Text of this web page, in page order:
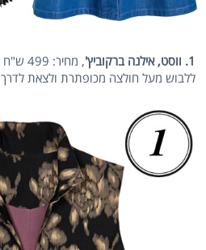
1. ווסט, אילנה ברקוביץ'
, מחיר: 499 ש"ח
ללבוש מעל חולצה מכופתרת ולצאת לדרך